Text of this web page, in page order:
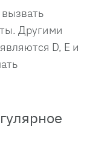
Другими
D, E и